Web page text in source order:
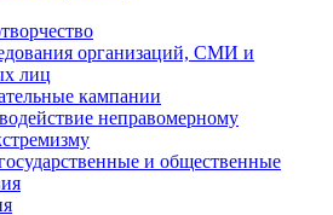
организаций, СМИ и
лиц
кампании
неправомерному
и общественные